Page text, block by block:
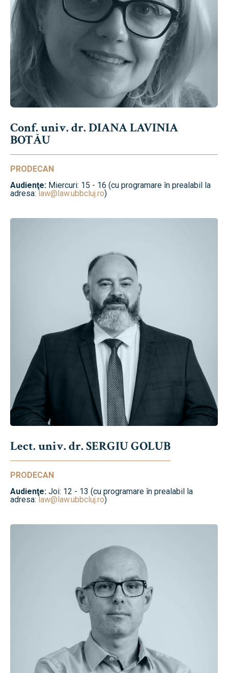
Conf. univ. dr. DIANA LAVINIA
BOTĂU
PRODECAN
Audienţe: Miercuri: 15 - 16 (cu programare în prealabil la
adresa: law@law.ubbcluj.ro)
Lect. univ. dr. SERGIU GOLUB
PRODECAN
Audienţe: Joi: 12 - 13 (cu programare în prealabil la
adresa:law@law.ubbcluj.ro)